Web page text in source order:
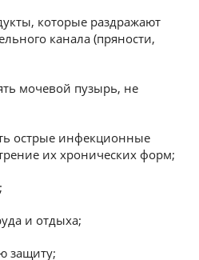
которые раздражают
канала (пряности,
мочевой пузырь, не
острые инфекционные
их хронических форм;
и отдыха;
защиту;